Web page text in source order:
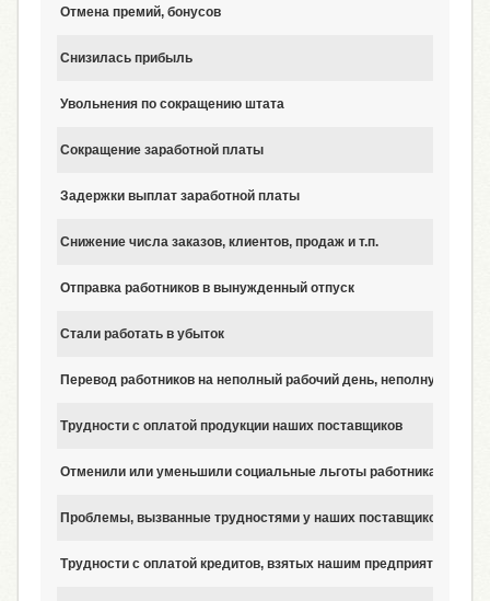
Отмена премий, бонусов
Снизилась прибыль
Увольнения по сокращению штата
Сокращение заработной платы
Задержки выплат заработной платы
Снижение числа заказов, клиентов, продаж и т.п.
Отправка работников в вынужденный отпуск
Стали работать в убыток
Перевод работников на неполный рабочий день, неполную
Трудности с оплатой продукции наших поставщиков
Отменили или уменьшили социальные льготы работникам (на
Проблемы, вызванные трудностями у наших поставщиков
Трудности с оплатой кредитов, взятых нашим предприятием